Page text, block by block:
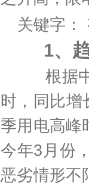
关键字：
1、
根据
时，同比增
季用电高峰
今年3月份
恶劣情形不